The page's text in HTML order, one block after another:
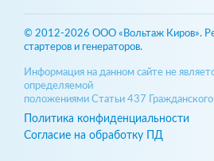
© 2012-2026 ООО «Вольтаж Киров».
стартеров и генераторов.
Информация на данном сайте не
определяемой
положениями Статьи 437
Политика конфиденциальности
Согласие на обработку ПД